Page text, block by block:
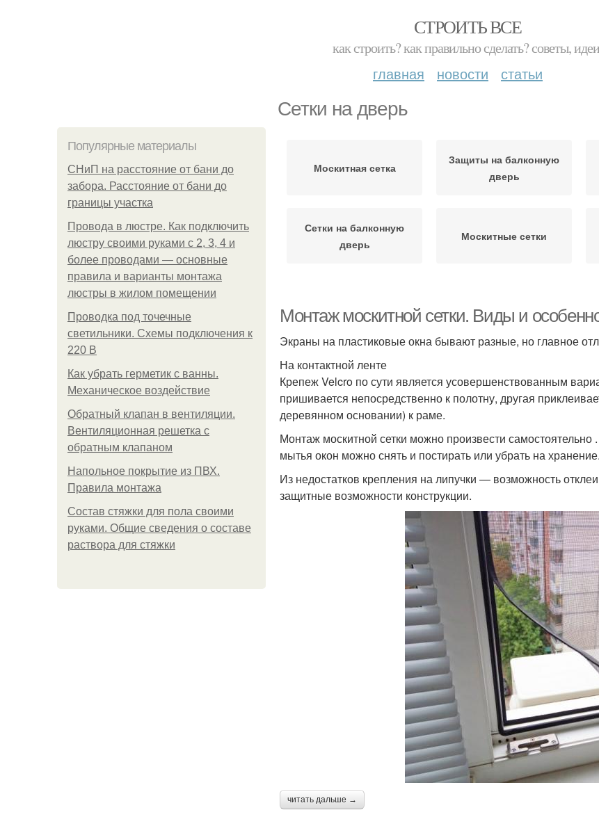
СТРОИТЬ ВСЕ
как строить? как правильно сделать? советы,
главная новости статьи
Сетки на дверь
Популярные материалы
СНиП на расстояние от бани до
забора. Расстояние от бани до
границы участка
Провода в люстре. Как подключить
люстру своими руками с 2, 3, 4 и
более проводами — основные
правила и варианты монтажа
люстры в жилом помещении
Проводка под точечные
светильники. Схемы подключения к
220 В
Как убрать герметик с ванны.
Механическое воздействие
Обратный клапан в вентиляции.
Вентиляционная решетка с
обратным клапаном
Напольное покрытие из ПВХ.
Правила монтажа
Состав стяжки для пола своими
руками. Общие сведения о составе
раствора для стяжки
Москитная сетка
Защиты на балконную
дверь
Сетки на балконную
дверь
Москитные сетки
Монтаж москитной сетки. Виды и
Экраны на пластиковые окна бывают разные, но главное
На контактной ленте
Крепеж Velcro по сути является усовершенствованным
пришивается непосредственно к полотну, другая
деревянном основании) к раме.
Монтаж москитной сетки можно произвести
мытья окон можно снять и постирать или убрать на хранение.
Из недостатков крепления на липучки — возможность
защитные возможности конструкции.
читать дальше →